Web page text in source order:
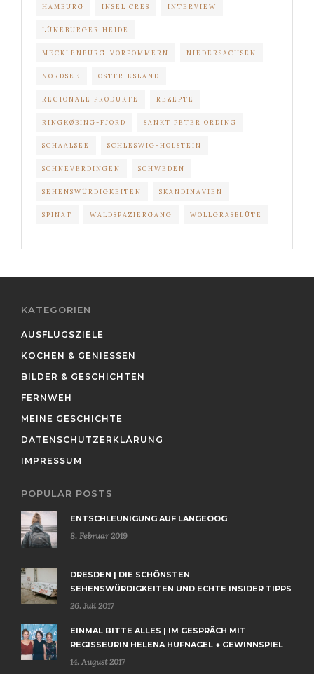
HAMBURG INSEL CRES INTERVIEW
LÜNEBURGER HEIDE
MECKLENBURG-VORPOMMERN NIEDERSACHSEN
NORDSEE OSTFRIESLAND
REGIONALE PRODUKTE REZEPTE
RINGKØBING-FJORD SANKT PETER ORDING
SCHAALSEE SCHLESWIG-HOLSTEIN
SCHNEVERDINGEN SCHWEDEN
SEHENSWÜRDIGKEITEN SKANDINAVIEN
SPINAT WALDSPAZIERGANG WOLLGRASBLÜTE
KATEGORIEN
AUSFLUGSZIELE
KOCHEN & GENIESSEN
BILDER & GESCHICHTEN
FERNWEH
MEINE GESCHICHTE
DATENSCHUTZERKLÄRUNG
IMPRESSUM
POPULAR POSTS
ENTSCHLEUNIGUNG AUF LANGEOOG
8. Februar 2019
DRESDEN | DIE SCHÖNSTEN
SEHENSWÜRDIGKEITEN UND ECHTE INSIDER TIPPS
26. Juli 2017
EINMAL BITTE ALLES | IM GESPRÄCH MIT
REGISSEURIN HELENA HUFNAGEL + GEWINNSPIEL
14. August 2017